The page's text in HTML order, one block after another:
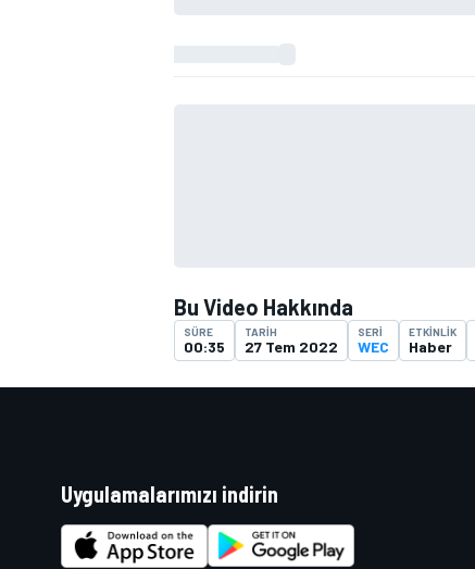
Bu Video Hakkında
SÜRE
00:35
TARIH
27 Tem 2022
SERI
WEC
ETKINLIK
Haber
Uygulamalarımızı indirin